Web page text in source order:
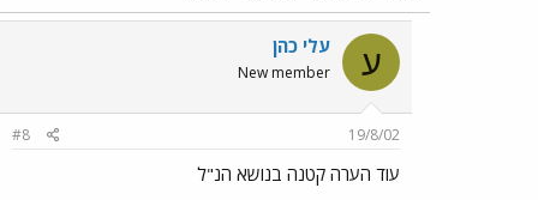
ע עלי כהן
New member
19/8/02
#8
עוד הערה קטנה בנושא הנ"ל